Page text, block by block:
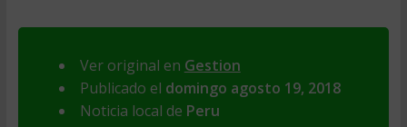
Ver original en Gestion
Publicado el domingo agosto 19, 2018
Noticia local de Peru